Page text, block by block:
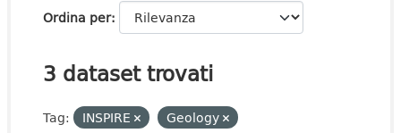
Ordina per
3 dataset trovati
Tag: INSPIRE
Geology